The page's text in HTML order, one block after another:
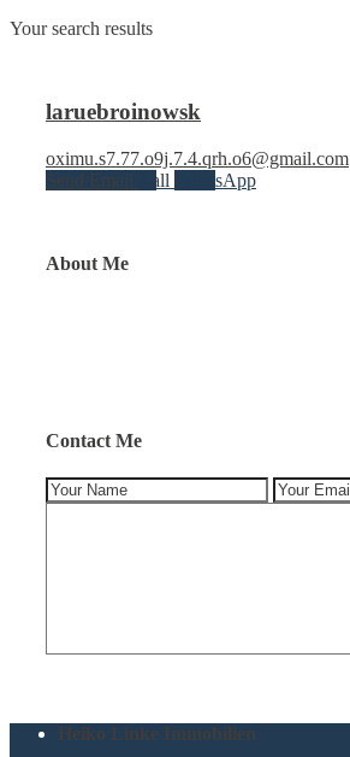
Your search results
laruebroinowsk
oximu.s7.77.o9j.7.4.qrh.o6@gmail.com
Send Email
Call WhatsApp
About Me
Contact Me
Heiko Linke Immobilien